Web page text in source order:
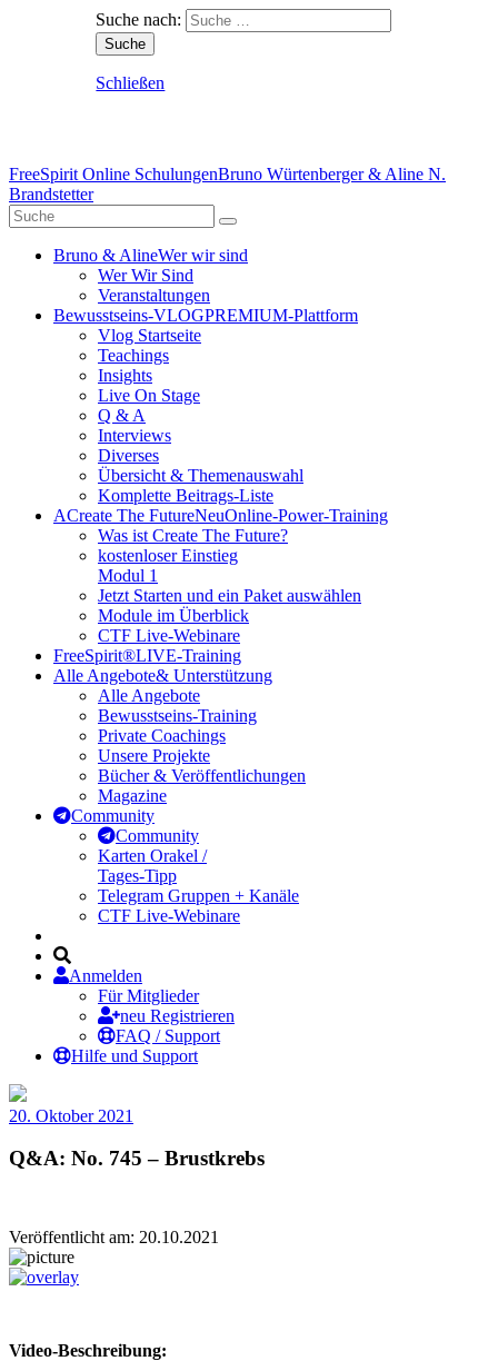
Suche nach:
Schließen
FreeSpirit Online SchulungenBruno Würtenberger & Aline N.
Brandstetter
Bruno & AlineWer wir sind
Wer Wir Sind
Veranstaltungen
Bewusstseins-VLOGPREMIUM-Plattform
Vlog Startseite
Teachings
Insights
Live On Stage
Q & A
Interviews
Diverses
Übersicht & Themenauswahl
Komplette Beitrags-Liste
ACreate The FutureNeuOnline-Power-Training
Was ist Create The Future?
kostenloser Einstieg
Modul 1
Jetzt Starten und ein Paket auswählen
Module im Überblick
CTF Live-Webinare
FreeSpirit®LIVE-Training
Alle Angebote& Unterstützung
Alle Angebote
Bewusstseins-Training
Private Coachings
Unsere Projekte
Bücher & Veröffentlichungen
Magazine
Community
Community
Karten Orakel /
Tages-Tipp
Telegram Gruppen + Kanäle
CTF Live-Webinare
Anmelden
Für Mitglieder
neu Registrieren
FAQ / Support
Hilfe und Support
20. Oktober 2021
Q&A: No. 745 – Brustkrebs
Veröffentlicht am: 20.10.2021
Video-Beschreibung: